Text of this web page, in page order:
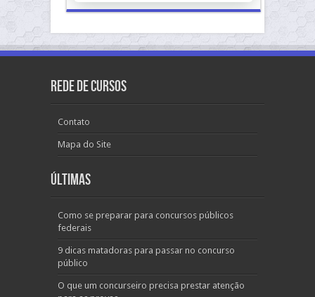
Rede de Cursos
Contato
Mapa do Site
Últimas
Como se preparar para concursos públicos
federais
9 dicas matadoras para passar no concurso
público
O que um concurseiro precisa prestar atenção